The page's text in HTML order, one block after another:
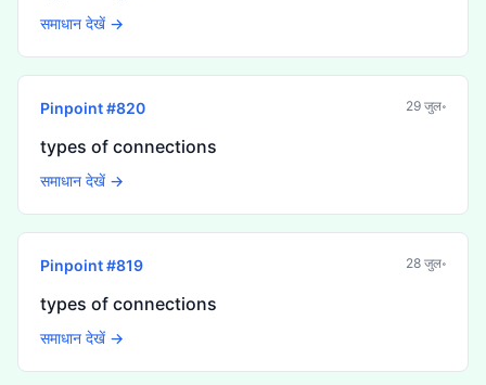
समाधान देखें →
Pinpoint #820 29 जुल॰
types of connections
समाधान देखें →
Pinpoint #819 28 जुल॰
types of connections
समाधान देखें →